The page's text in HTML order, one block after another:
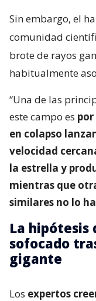
Sin embargo, el
comunidad
brote de rayos
habitualmente
“Una de las
este campo es
en colapso
velocidad
la estrella y
mientras que
similares no lo
La hipótesis
sofocado
gigante
Los expertos